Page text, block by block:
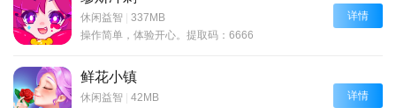
休闲益智
337MB
操作简单，体验开心。提取码：6666
详情
鲜花小镇
休闲益智
42MB
详情